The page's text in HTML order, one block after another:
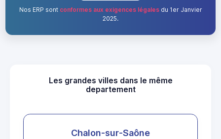
Nos ERP sont conformes aux exigences légalesdu 1er Janvier
2025.
Les grandes villes dans le même
departement
Chalon-sur-Saône